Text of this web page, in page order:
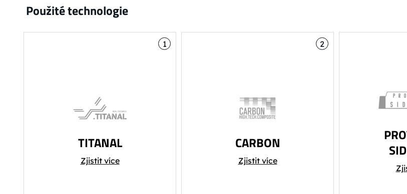
Použité technologie
1
TITANAL
Speciální materiál osvědčený
při výrobě lyží výrazně působí
Zjistit více
2
CARBON
CARBON HIGH. TECH
COMPOSITE - V konstrukci je
Zjistit více
Zajišťuje
fólie